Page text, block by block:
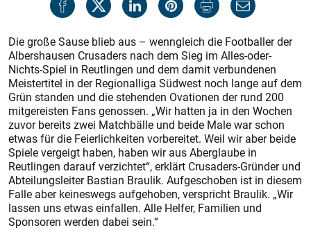
Die große Sause blieb aus – wenngleich die Footballer der
Albershausen Crusaders nach dem Sieg im Alles-oder-
Nichts-Spiel in Reutlingen und dem damit verbundenen
Meistertitel in der Regionalliga Südwest noch lange auf dem
Grün standen und die stehenden Ovationen der rund 200
mitgereisten Fans genossen. „Wir hatten ja in den Wochen
zuvor bereits zwei Matchbälle und beide Male war schon
etwas für die Feierlichkeiten vorbereitet. Weil wir aber beide
Spiele vergeigt haben, haben wir aus Aberglaube in
Reutlingen darauf verzichtet“, erklärt Crusaders-Gründer und
Abteilungsleiter Bastian Braulik. Aufgeschoben ist in diesem
Falle aber keineswegs aufgehoben, verspricht Braulik. „Wir
lassen uns etwas einfallen. Alle Helfer, Familien und
Sponsoren werden dabei sein.“